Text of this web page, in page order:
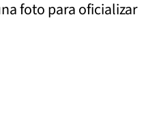
foto para oficializar